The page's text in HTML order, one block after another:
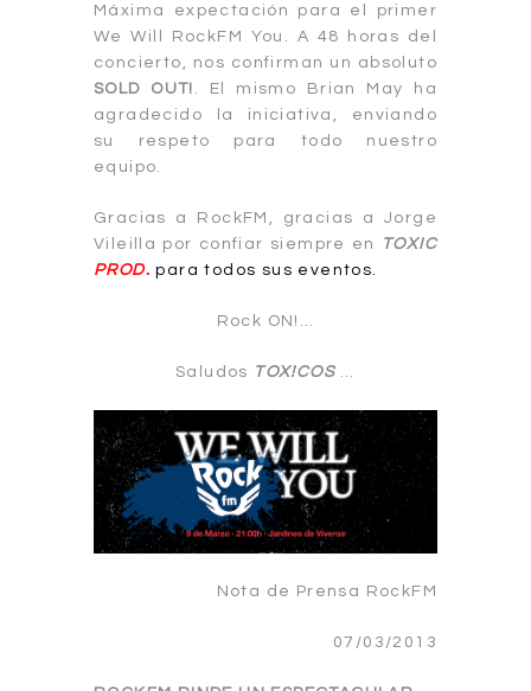
Máxima expectación para el primer
We Will RockFM You. A 48 horas del
concierto, nos confirman un absoluto
SOLD OUT! . El mismo Brian May ha
agradecido la iniciativa, enviando
su respeto para todo nuestro
equipo.
Gracias a RockFM, gracias a Jorge
Vileilla por confiar siempre en
TOXIC
PROD. para todos sus eventos.
Rock ON!…
Saludos TOX!COS …
Nota de Prensa RockFM
07/03/2013